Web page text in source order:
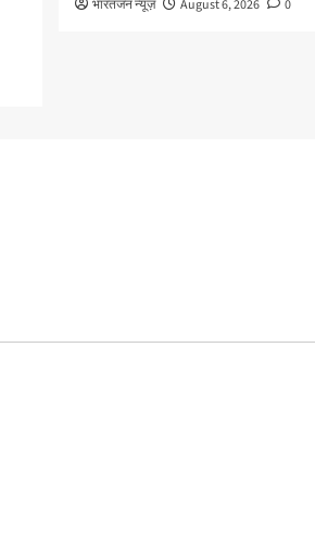
भारतजन न्यूज़ August 6, 2026 0